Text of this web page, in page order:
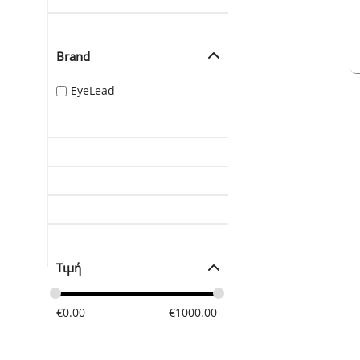
Brand
EyeLead
Τιμή
€0.00 €1000.00